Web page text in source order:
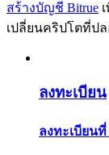
แนะนำ
สร้างบัญชี Bitrue
เปลี่ยนคริปโตที่ป
ลงทะเบียน
ลงทะเบียน